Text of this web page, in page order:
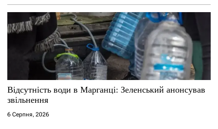
Відсутність води в Марганці: Зеленський анонсував
звільнення
6 Серпня, 2026